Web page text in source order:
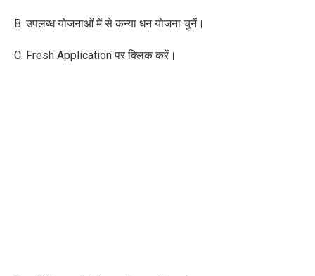
B. उपलब्ध योजनाओं में से कन्या धन योजना चुनें।
C. Fresh Application पर क्लिक करें।